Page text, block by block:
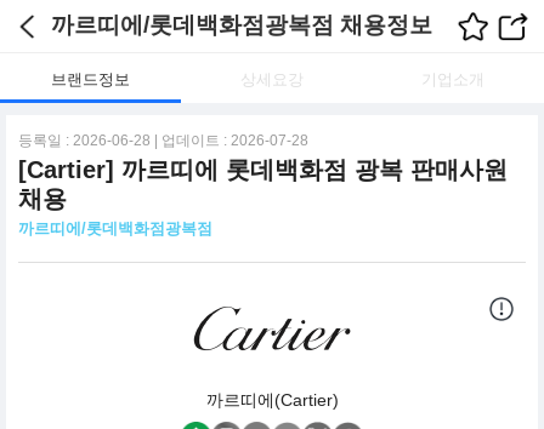
까르띠에/롯데백화점광복점 채용정보
브랜드정보 상세요강 기업소개
등록일 : 2026-06-28 | 업데이트 : 2026-07-28
[Cartier] 까르띠에 롯데백화점 광복 판매사원
채용
까르띠에/롯데백화점광복점
까르띠에(Cartier)